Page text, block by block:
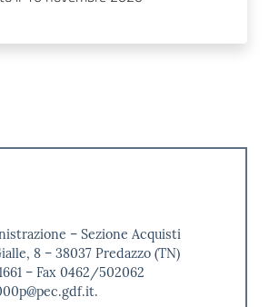
– Sezione Acquisti
8 – 38037 Predazzo (TN)
– Fax 0462/502062